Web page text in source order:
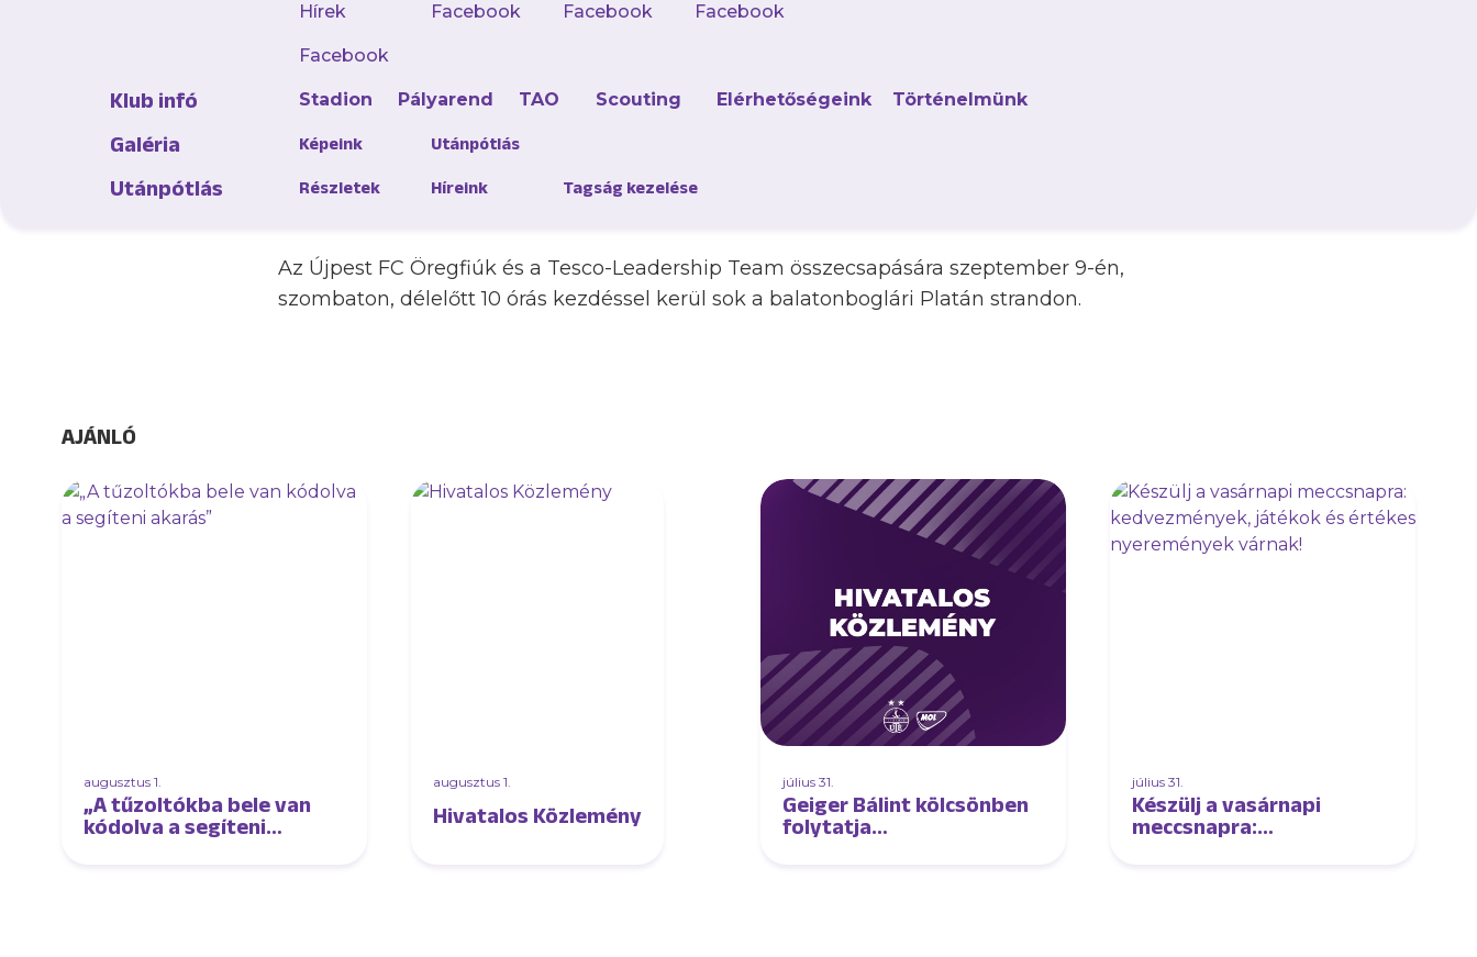
Hírek
Facebook
Facebook Facebook Facebook
Klub infó Stadion Pályarend TAO Scouting Elérhetőségeink Történelmünk
Galéria Képeink Utánpótlás
Utánpótlás Részletek Híreink Tagság kezelése
kapott. A mérleg egész pontosan így néz ki: összesen 13 találkozón 12 győzelmet aratott a
lila-fehér alakulat, az egyetlen vereséget pedig egy NB II-es futsalcsapattól szenvedte el.
A gárda éppen ezért szeretné egy szeptemberi sikerrel megkoronázni ezt az elismerésre
méltó szériát, ehhez pedig hozzájárulhat az is, hogy a nemzetközi kispályás torna keretein
„hivatalosan” is a korosztályhoz tartozik.
Az Újpest FC Öregfiúk és a Tesco-Leadership Team összecsapására szeptember 9-én,
szombaton, délelőtt 10 órás kezdéssel kerül sok a balatonboglári Platán strandon.
AJÁNLÓ
augusztus 1.
„A tűzoltókba bele van
kódolva a segíteni
augusztus 1.
Hivatalos Közlemény
július 31.
Geiger Bálint kölcsönben
folytatja
július 31.
Készülj a vasárnapi
meccsnapra: